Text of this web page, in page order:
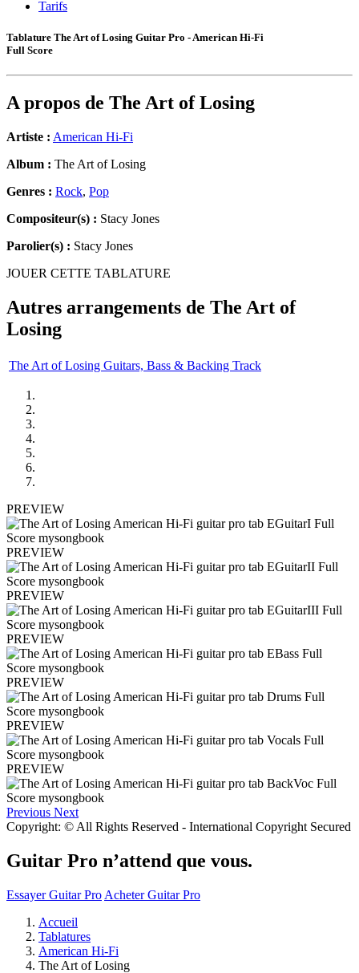
Tarifs
Tablature The Art of Losing Guitar Pro - American Hi-Fi
Full Score
A propos de The Art of Losing
Artiste : American Hi-Fi
Album : The Art of Losing
Genres : Rock, Pop
Compositeur(s) : Stacy Jones
Parolier(s) : Stacy Jones
JOUER CETTE TABLATURE
Autres arrangements de The Art of
Losing
The Art of Losing Guitars, Bass & Backing Track
PREVIEW
PREVIEW
PREVIEW
PREVIEW
PREVIEW
PREVIEW
PREVIEW
Previous Next
Copyright: © All Rights Reserved - International Copyright Secured
Guitar Pro n’attend que vous.
Essayer Guitar Pro Acheter Guitar Pro
Accueil
Tablatures
American Hi-Fi
The Art of Losing